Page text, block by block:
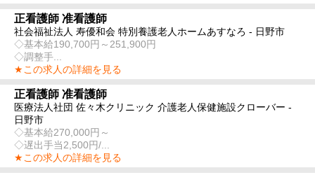
正看護師 准看護師
社会福祉法人 寿優和会 特別養護老人ホームあすなろ - 日野市
◇基本給190,700円～251,900円
◇調整手...
★この求人の詳細を見る
正看護師 准看護師
医療法人社団 佐々木クリニック 介護老人保健施設クローバー -
日野市
◇基本給270,000円～
◇遅出手当2,500円/...
★この求人の詳細を見る